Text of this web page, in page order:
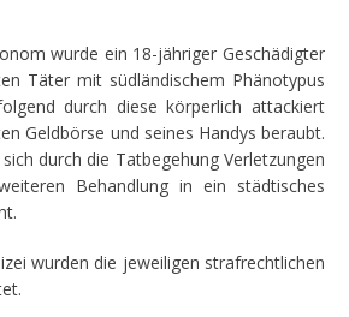
wurde ein 18-jähriger Geschädigter
Täter mit südländischem Phänotypus
durch diese körperlich attackiert
Geldbörse und seines Handys beraubt.
durch die Tatbegehung Verletzungen
Behandlung in ein städtisches
wurden die jeweiligen strafrechtlichen